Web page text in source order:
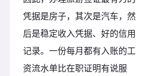
凭据是房子，其次是汽车，然
后是稳定收入凭据、好的信用
记录。一份每月都有入账的工
资流水单比在职证明有说服